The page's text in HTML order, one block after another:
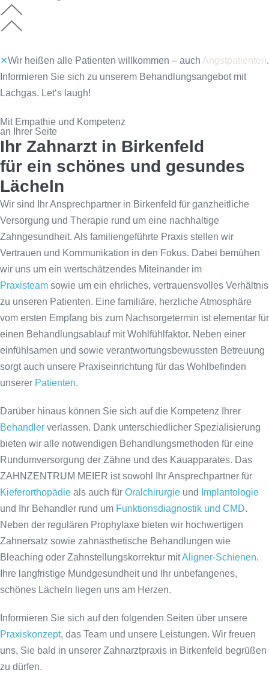
✕Wir heißen alle Patienten willkommen – auch Angstpatienten.
Informieren Sie sich zu unserem Behandlungsangebot mit
Lachgas. Let‘s laugh!
Mit Empathie und Kompetenz
an Ihrer Seite
Ihr Zahnarzt in Birkenfeld
für ein schönes und gesundes
Lächeln
Wir sind Ihr Ansprechpartner in Birkenfeld für ganzheitliche
Versorgung und Therapie rund um eine nachhaltige
Zahngesundheit. Als familiengeführte Praxis stellen wir
Vertrauen und Kommunikation in den Fokus. Dabei bemühen
wir uns um ein wertschätzendes Miteinander im
Praxisteam sowie um ein ehrliches, vertrauensvolles Verhältnis
zu unseren Patienten. Eine familiäre, herzliche Atmosphäre
vom ersten Empfang bis zum Nachsorgetermin ist elementar für
einen Behandlungsablauf mit Wohlfühlfaktor. Neben einer
einfühlsamen und sowie verantwortungsbewussten Betreuung
sorgt auch unsere Praxiseinrichtung für das Wohlbefinden
unserer Patienten.
Darüber hinaus können Sie sich auf die Kompetenz Ihrer
Behandler verlassen. Dank unterschiedlicher Spezialisierung
bieten wir alle notwendigen Behandlungsmethoden für eine
Rundumversorgung der Zähne und des Kauapparates. Das
ZAHNZENTRUM MEIER ist sowohl Ihr Ansprechpartner für
Kieferorthopädie als auch für Oralchirurgie und
Implantologie
und Ihr Behandler rund um Funktionsdiagnostik und CMD.
Neben der regulären Prophylaxe bieten wir hochwertigen
Zahnersatz sowie zahnästhetische Behandlungen wie
Bleaching oder Zahnstellungskorrektur mitAligner-Schienen.
Ihre langfristige Mundgesundheit und Ihr unbefangenes,
schönes Lächeln liegen uns am Herzen.
Informieren Sie sich auf den folgenden Seiten über unsere
Praxiskonzept, das Team und unsere Leistungen. Wir freuen
uns, Sie bald in unserer Zahnarztpraxis in Birkenfeld begrüßen
zu dürfen.